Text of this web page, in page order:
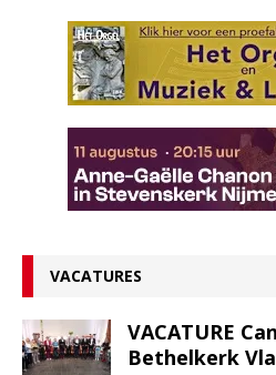
VACATURES
VACATURE
Bethelkerk